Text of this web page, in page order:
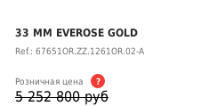
33 MM EVEROSE GOLD
Ref.: 67651OR.ZZ.1261OR.02-A
Розничная цена ?
5 252 800 руб